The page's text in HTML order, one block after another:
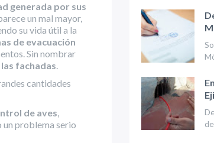
generada por sus
un mal mayor,
su vida útil a la
de evacuación
Sin nombrar
fachadas.
cantidades
de aves,
un problema serio